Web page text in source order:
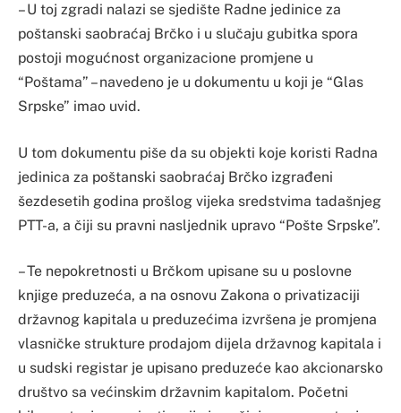
– U toj zgradi nalazi se sjedište Radne jedinice za
poštanski saobraćaj Brčko i u slučaju gubitka spora
postoji mogućnost organizacione promjene u
“Poštama” – navedeno je u dokumentu u koji je “Glas
Srpske” imao uvid.
U tom dokumentu piše da su objekti koje koristi Radna
jedinica za poštanski saobraćaj Brčko izgrađeni
šezdesetih godina prošlog vijeka sredstvima tadašnjeg
PTT-a, a čiji su pravni nasljednik upravo “Pošte Srpske”.
– Te nepokretnosti u Brčkom upisane su u poslovne
knjige preduzeća, a na osnovu Zakona o privatizaciji
državnog kapitala u preduzećima izvršena je promjena
vlasničke strukture prodajom dijela državnog kapitala i
u sudski registar je upisano preduzeće kao akcionarsko
društvo sa većinskim državnim kapitalom. Početni